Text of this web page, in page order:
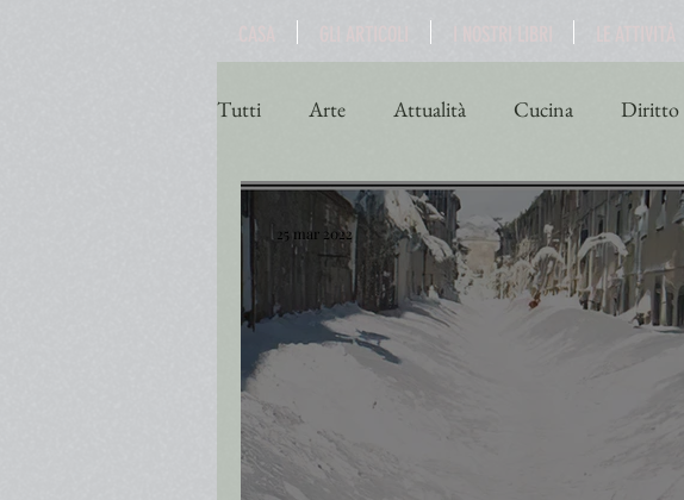
Tutti Arte Attualità Cucina Diritto
Politica Religione Scienza
25 mar 2022